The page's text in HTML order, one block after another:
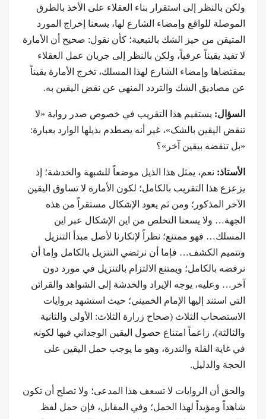
ولكن بالنظر إلى استقرار بناء العقلاء على الأخذ بالطرق
الموصلة للواقع وإمضاء الشارع لها، يسعنا إخراج المورد
المتيقن من حيز الشك بالتبعية؛ كأن نقول: صحيح أن الأمارة
لا تفيد يقيناً عرفياً، ولكن بالنظر إلى جريان عمل العقلاء
بمقتضاها وإمضاء الشارع لهذا المسلك، تخرج الأمارة يقيناً
عن مصادیق الشك والتردد المنهي عن نقض اليقين به.
السؤال: يستقيم هذا التقريب في خصوص صدر رواية «لا
تنقض اليقين بالشک»، غير أنه يصطدم بذيلها الوارد بعبارة:
«بل تنقضه بيقين آخر»؟
الأستاذ: نعم، يمثل هذا الذيل موضعاً للشبهة والخدشة؛ إذ
يزعزع هذا التقريب بالكامل؛ لكون الأمارة لا تساوق اليقين
الآخر المذكور؛ ومن ثم يعود الإشكال مستقراً من هذه
الجهة… ولا يسعنا التخلص من این الإشكال عبر این
المسلك… فهو ممتنع؛ نظراً لإنكارنا لأصل مبدأ التنزيل
وتتميم الكشف… فإما أن نرتضي التنزيل بالكامل وإما أن
نرفضه بالكامل؛ ويمتنع الالتزام بالتنزيل في مورد دون
آخر… وعليه، يوجه الإيراد والخدشة إلى الشواهد والقرائن
التي استند إليها الإمام الخميني؛ حيث استشهد بروايات
الاستصحاب الثلاث (صحاح زرارة الثلاث: الأولى والثانية
والثالثة)، زاعماً امتناع حصول اليقين الوجداني فيها لكونه
في غاية القلة والندرة، وهو ما يوجب حمل اليقين على
الحجة والدليل.
والحق أن الروايات لا تسعف هذا المدعى؛ ولا تصلح أن تكون
شاهداً ومؤيداً لهذا الحمل؛ وفي المقابل، فإن حمل لفظ